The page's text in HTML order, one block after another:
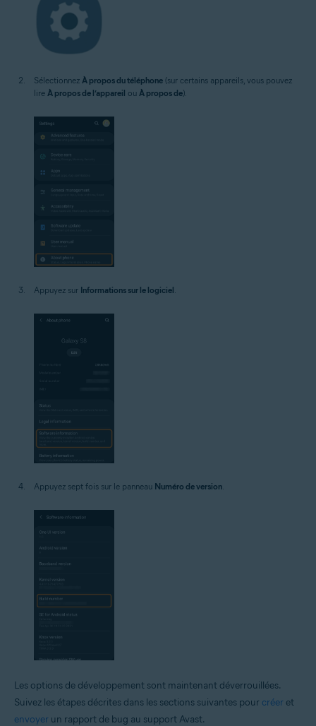
Sélectionnez À propos du téléphone (sur certains appareils, vous pouvez
lire À propos de l’appareil ou À propos de).
Appuyez sur Informations sur le logiciel
Appuyez sept fois sur le panneau Numéro de version.
Les options de développement sont maintenant déverrouillées.
Suivez les étapes décrites dans les sections suivantes pour créer et
envoyer un rapport de bug au support Avast.